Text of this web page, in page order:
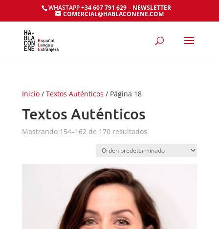
WHASTAPP+34 607 791 629– NEWSLETTER
COMERCIAL@HABLACONENE.COM
Inicio/ Textos Auténticos / Página 18
Textos Auténticos
Mostrando 154–162 de 170 resultados